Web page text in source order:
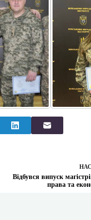
Відбувся випуск
права та